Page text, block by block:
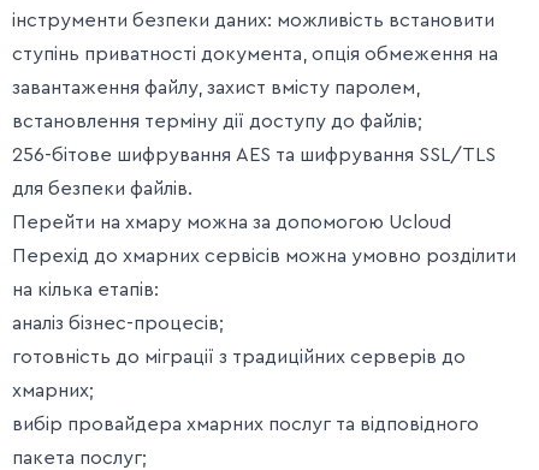
інструменти безпеки даних: можливість встановити
ступінь приватності документа, опція обмеження на
завантаження файлу, захист вмісту паролем,
встановлення терміну дії доступу до файлів;
256-бітове шифрування AES та шифрування SSL/TLS
для безпеки файлів.
Перейти на хмару можна за допомогою Ucloud
Перехід до хмарних сервісів можна умовно розділити
на кілька етапів:
аналіз бізнес-процесів;
готовність до міграції з традиційних серверів до
хмарних;
вибір провайдера хмарних послуг та відповідного
пакета послуг;